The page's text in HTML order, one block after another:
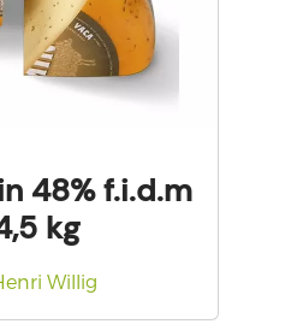
48% f.i.d.m
kg
Willig